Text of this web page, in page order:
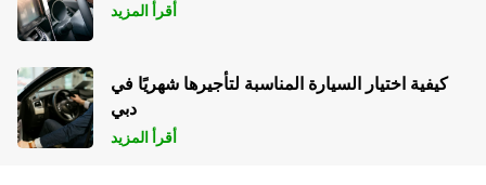
أقرأ المزيد
كيفية اختيار السيارة المناسبة لتأجيرها شهريًا في
دبي
أقرأ المزيد